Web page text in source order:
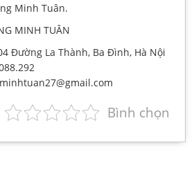
Minh Tuân.
MINH TUÂN
Đường La Thành, Ba Đình, Hà Nội
Bình chọn